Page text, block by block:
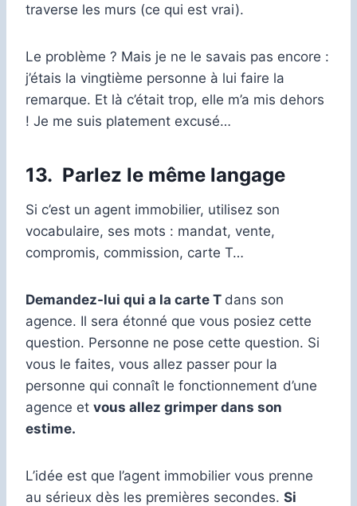
traverse les murs (ce qui est vrai).
Le problème ? Mais je ne le savais pas encore :
j’étais la vingtième personne à lui faire la
remarque. Et là c’était trop, elle m’a mis dehors
! Je me suis platement excusé…
13. Parlez le même langage
Si c’est un agent immobilier, utilisez son
vocabulaire, ses mots : mandat, vente,
compromis, commission, carte T…
Demandez-lui qui a la carte T dans son
agence. Il sera étonné que vous posiez cette
question. Personne ne pose cette question. Si
vous le faites, vous allez passer pour la
personne qui connaît le fonctionnement d’une
agence et vous allez grimper dans son
estime.
L’idée est que l’agent immobilier vous prenne
au sérieux dès les premières secondes. Si